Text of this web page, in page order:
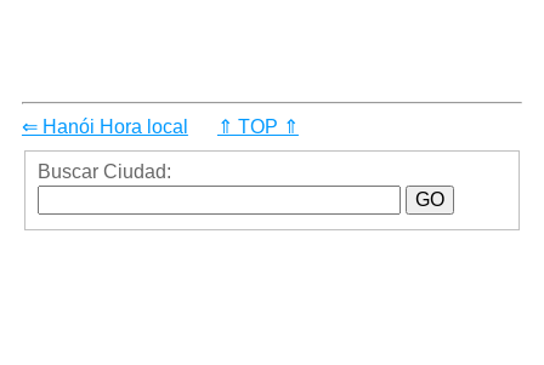
⇐ Hanói Hora local ⇑ TOP ⇑
Buscar Ciudad: